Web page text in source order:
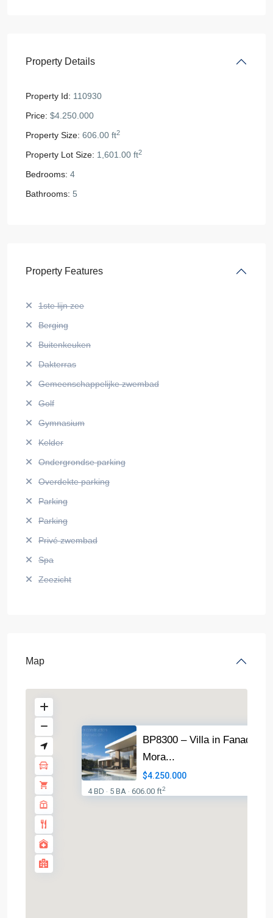
Property Details
Property Id: 110930
Price: $4.250.000
Property Size: 606.00 ft2
Property Lot Size: 1,601.00 ft2
Bedrooms: 4
Bathrooms: 5
Property Features
1ste lijn zee
Berging
Buitenkeuken
Dakterras
Gemeenschappelijke zwembad
Golf
Gymnasium
Kelder
Ondergrondse parking
Overdekte parking
Parking
Parking
Privé zwembad
Spa
Zeezicht
Map
BP8300 – Villa in Fanadix
Mora...
$4.250.000
4 BD · 5 BA · 606.00 ft2